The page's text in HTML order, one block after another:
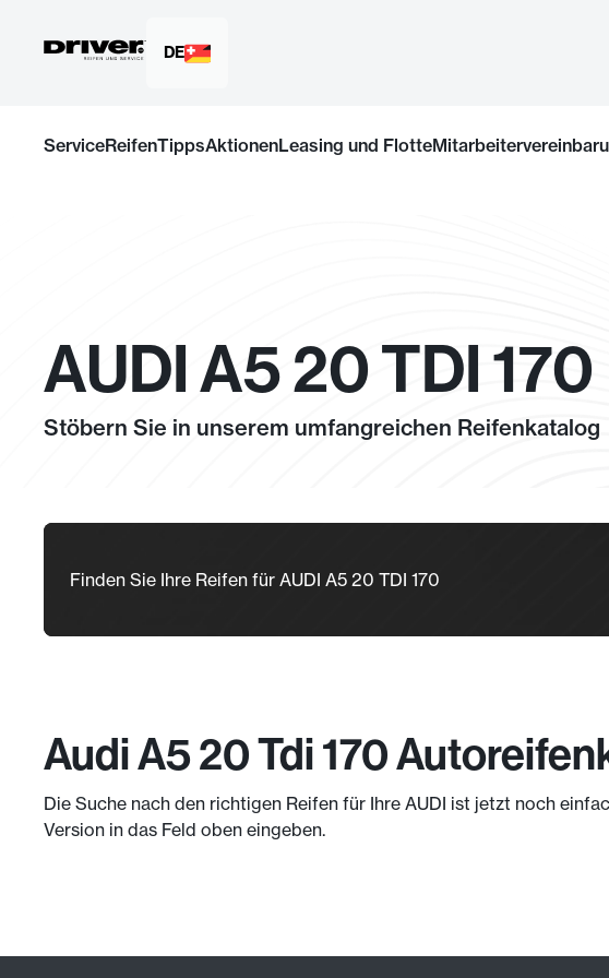
springen
DE
ServiceReifenTippsAktionenLeasing und Flotte
AUDI A5 20 TDI 170
Stöbern Sie in unserem umfangreichen Reifenkatalog
Finden Sie Ihre Reifen für AUDI A5 20 TDI 170
Audi A5 20 Tdi 170
Die Suche nach den richtigen Reifen für Ihre AUDI ist jetzt noch
Version in das Feld oben eingeben.